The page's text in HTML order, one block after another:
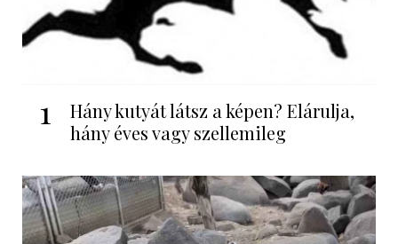
1
Hány kutyát látsz a képen? Elárulja,
hány éves vagy szellemileg